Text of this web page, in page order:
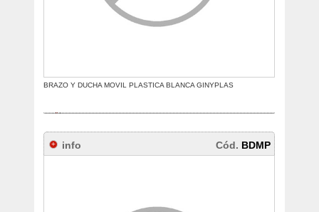
BRAZO Y DUCHA MOVIL PLASTICA BLANCA GINYPLAS
info Cód. BDMP